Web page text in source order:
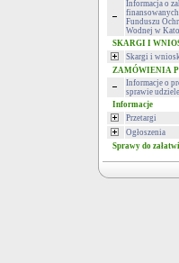
Informacja o
Funduszu
Wodnej w
SKARGI I
Skargi i
ZAMÓWIENIA
Informacje o
sprawie
Informacje
Przetargi
Ogłoszenia
Sprawy do